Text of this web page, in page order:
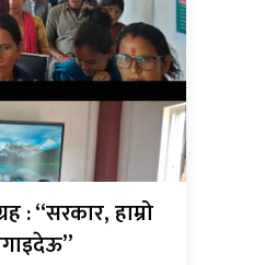
: “सरकार, हाम्रो